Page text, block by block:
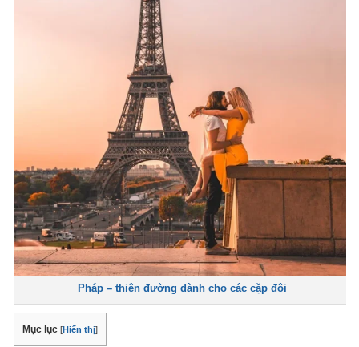
Pháp – thiên đường dành cho các cặp đôi
Mục lục [Hiển thị]